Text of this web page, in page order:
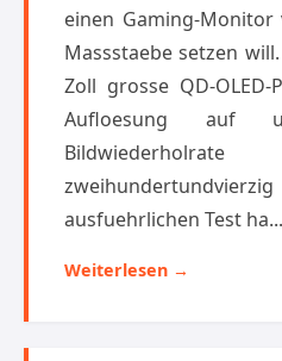
einen Gaming-
Massstaebe setzen
Zoll grosse QD-
Aufloesung auf
ausfuehrlichen Test ha...
Weiterlesen →